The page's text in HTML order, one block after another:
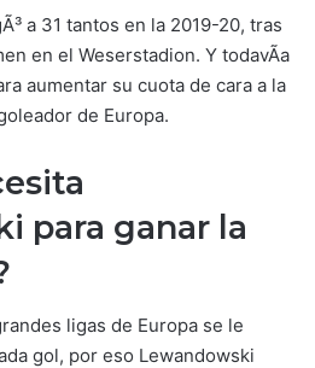
a 31 tantos en la 2019-20, tras
en el Weserstadion. Y todavÃ­a
aumentar su cuota de cara a la
de Europa.
para ganar la
ligas de Europa se le
gol, por eso Lewandowski